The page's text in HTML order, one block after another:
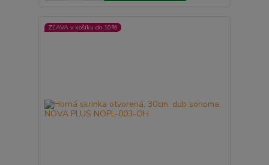
ZĽAVA v košíku do 10%